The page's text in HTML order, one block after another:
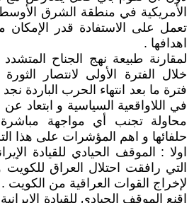
الأمريكية في منطقة الشرق
تعمل على الاستفادة قدر
اهدافها .
لمقارنة طبيعة نهج الجناح المتشدد
خلال الفترة الأولى لانتصار الثورة
فترة ما بعد انتهاء الحرب الباردة
في اللاواقعية السياسية و ابتعاد
محاولة تجنب أي مواجهة
حلفائها و اهم المؤشرات على هذا
اولا : الموقف الحيادي للقيادة
التي رافقت احتلال العراق
لإخراج القوات العراقية من الكويت .
اقنع الموقف الحيادي للقيادة